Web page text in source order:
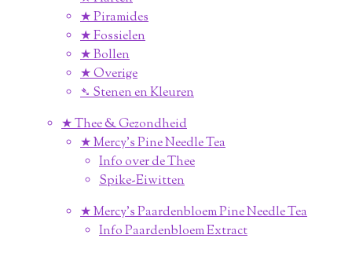
★ Piramides
★ Fossielen
★ Bollen
★ Overige
➴ Stenen en Kleuren
★ Thee & Gezondheid
★ Mercy's Pine Needle Tea
Info over de Thee
Spike-Eiwitten
★ Mercy's Paardenbloem Pine Needle Tea
Info Paardenbloem Extract